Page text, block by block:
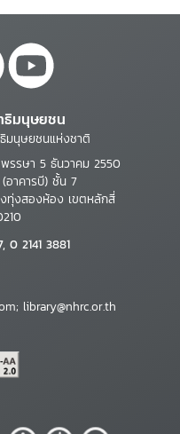
ธิมนุษยชน
มนุษยชนแห่งชาติ
รรษา 5 ธันวาคม 2550
อาคารบี) ชั้น 7
ทุ่งสองห้อง เขตหลักสี่
0 2141 3881
library@nhrc.or.th